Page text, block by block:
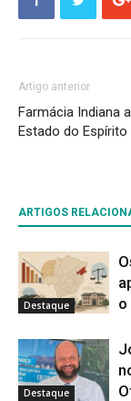
Artigo anterior
Farmácia Indiana
Estado do Espírito
ARTIGOS
Destaque
o
Destaque